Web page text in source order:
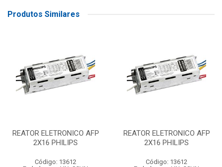
Produtos Similares
REATOR ELETRONICO AFP
2X16 PHILIPS
Código: 13612
REATOR ELETRONICO AFP
2X16 PHILIPS
Código: 13612